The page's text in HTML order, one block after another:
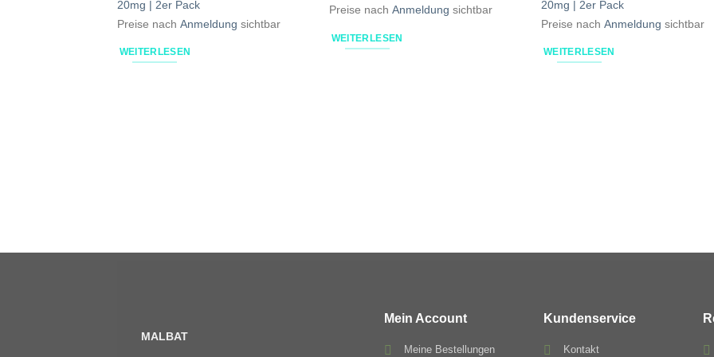
20mg | 2er Pack
Preise nach Anmeldung sichtbar
WEITERLESEN
Preise nachAnmeldung sichtbar
WEITERLESEN
20mg | 2er Pack
Preise nachAnmeldung sichtbar
WEITERLESEN
MALBAT
Mein Account
Meine Bestellungen
Kundenservice
Kontakt